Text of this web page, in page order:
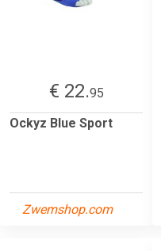
€ 22.95
Ockyz Blue Sport
Zwemshop.com